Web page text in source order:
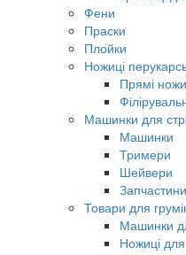
Фени
Праски
Плойки
Ножиці
Прямі
Машинки для
Машинки
Тримери
Шейвери
Товари для
Машинки
Ножиці для